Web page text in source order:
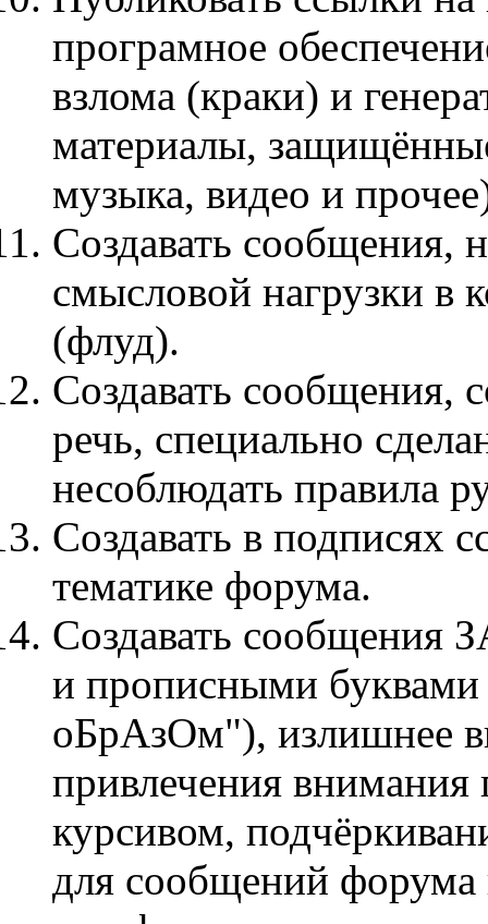
програмное
взлома (краки) и
материалы,
музыка, видео и
Создавать сообщения,
смысловой нагрузки в
(флуд).
Создавать
речь, специально
несоблюдать правила
Создавать в подписях
тематике форума.
Cоздавать
и прописными
оБрАзОм"), излишнее
привлечения
курсивом,
для сообщений